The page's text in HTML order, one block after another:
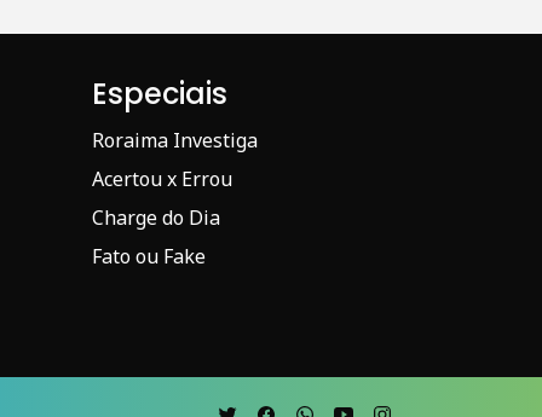
Especiais
Roraima Investiga
Acertou x Errou
Charge do Dia
Fato ou Fake